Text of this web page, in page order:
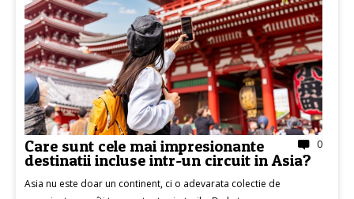
0
Care sunt cele mai impresionante
destinatii incluse intr-un circuit in Asia?
Asia nu este doar un continent, ci o adevarata colectie de